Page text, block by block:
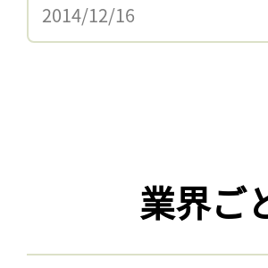
2014/12/16
業界ご